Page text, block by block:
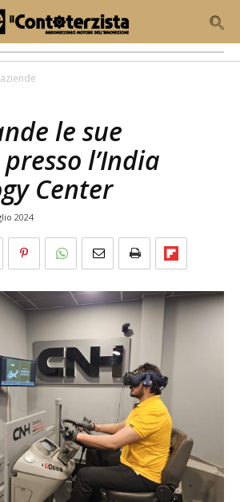
le sue
l’India
Center
2024